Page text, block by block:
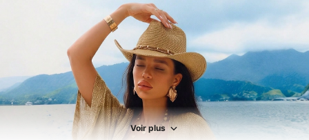
Voir plus